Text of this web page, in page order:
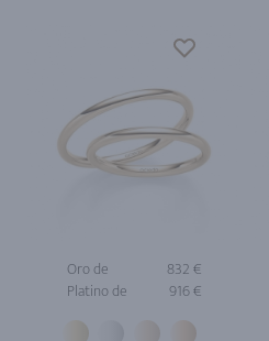
Oro de
832 €
Platino de
916 €